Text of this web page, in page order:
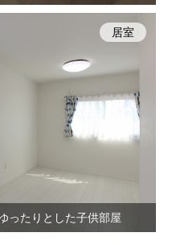
ったりとした子供部屋
居室